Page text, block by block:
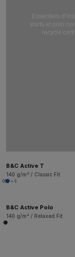
Essentiels
shirts et polo
recyclé
B&C Active T
140 g/m² / Classic Fit
+4
B&C Active Polo
140 g/m² / Relaxed Fit